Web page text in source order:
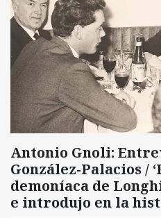
Antonio Gnoli:
González-Palacios /
demoníaca de
e introdujo en la